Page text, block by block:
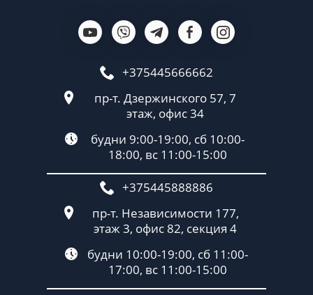
+375445666662
пр-т. Дзержинского 57, 7
этаж, офис 34
будни 9:00-19:00, сб 10:00-
18:00, вс 11:00-15:00
+375445888886
пр-т. Независимости 177,
этаж 3, офис 82, секция 4
будни 10:00-19:00, сб 11:00-
17:00, вс 11:00-15:00